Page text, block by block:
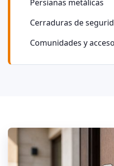
Persianas metálicas
Cerraduras de
Comunidades y